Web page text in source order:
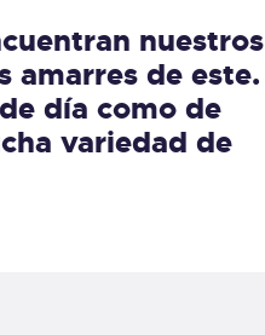
nuestros
amarres de este.
día como de
variedad de